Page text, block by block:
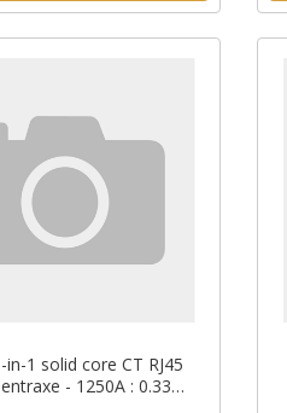
in-1 solid core CT RJ45
- 1250A : 0.333V